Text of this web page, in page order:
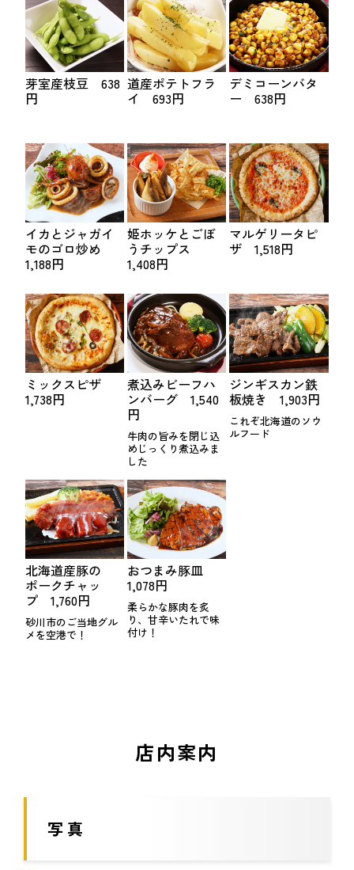
芽室産枝豆 638
円
道産ポテトフラ
イ 693円
デミコーンバタ
ー 638円
イカとジャガイ
モのゴロ炒め
1,188円
姫ホッケとごぼ
うチップス
1,408円
マルゲリータピ
ザ 1,518円
ミックスピザ
1,738円
煮込みビーフハ
ンバーグ 1,540
円
牛肉の旨みを閉じ込
めじっくり煮込みま
した
ジンギスカン鉄
板焼き 1,903円
これぞ北海道のソウ
ルフード
北海道産豚の
ポークチャッ
プ 1,760円
砂川市のご当地グル
メを空港で！
おつまみ豚皿
1,078円
柔らかな豚肉を炙
り、甘辛いたれで味
付け！
店内案内
写真